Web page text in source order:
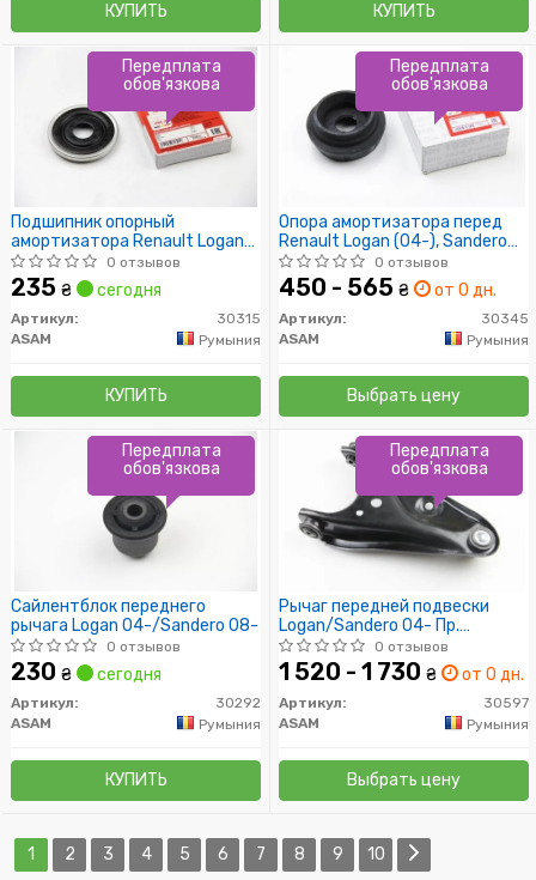
КУПИТЬ КУПИТЬ
Подшипник опорный
амортизатора Renault Logan
(04-), Clio, Megane,
Kangoo(97-), Sandero (08-),
Duster (10-) (30315) Asam
0 отзывов
235 ₴ сегодня
Артикул:
30315
ASAM
Румыния
КУПИТЬ
Передплата
обов'язкова
Опора амортизатора перед
Renault Logan (04-), Sandero
(08-), Duster (10-), Dokker (12-)
(30345) Asam
0 отзывов
450 - 565 ₴ от 0 дн.
Артикул:
30345
ASAM
Румыния
Выбрать цену
Передплата
обов'язкова
Сайлентблок переднего
рычага Logan 04-/Sandero 08-
0 отзывов
230 ₴ сегодня
Артикул:
30292
ASAM
Румыния
КУПИТЬ
Передплата
обов'язкова
Рычаг передней подвески
Logan/Sandero 04- Пр.
(усиленный метал=3мм)
0 отзывов
1 520 - 1 730 ₴ от 0 дн.
Артикул:
30597
ASAM
Румыния
Выбрать цену
Передплата
обов'язкова
1 2 3 4 5 6 7 8 9 10